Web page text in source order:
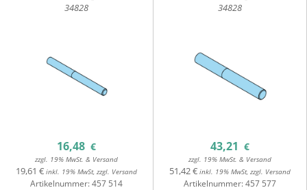
34828
16,48 €
zzgl. 19% MwSt. & Versand
19,61 € inkl. 19% MwSt, zzgl. Versand
Artikelnummer:457 514
34828
43,21 €
zzgl. 19% MwSt. & Versand
51,42 € inkl. 19% MwSt, zzgl. Versand
Artikelnummer:457 577